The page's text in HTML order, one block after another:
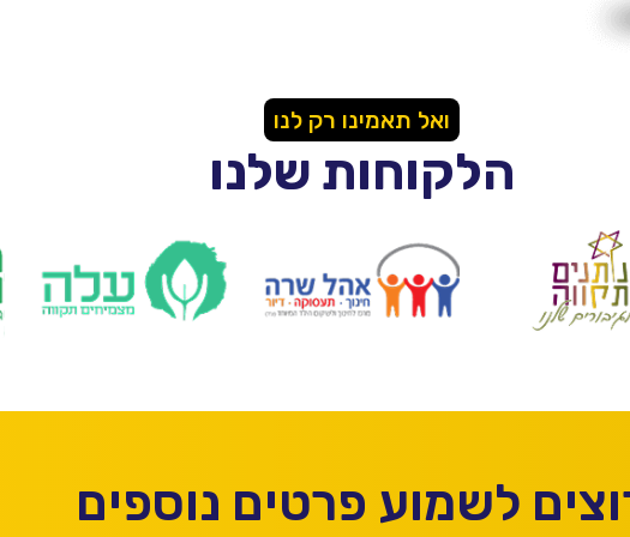
ואל תאמינו רק לנו
הלקוחות שלנו
לשמוע פרטים נוספים